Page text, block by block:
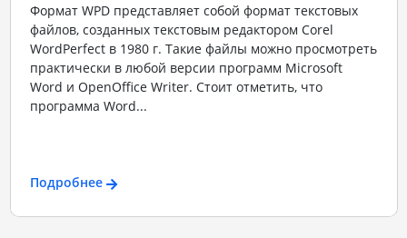
Формат WPD представляет собой формат текстовых
файлов, созданных текстовым редактором Corel
WordPerfect в 1980 г. Такие файлы можно просмотреть
практически в любой версии программ Microsoft
Word и OpenOffice Writer. Стоит отметить, что
программа Word...
Подробнее